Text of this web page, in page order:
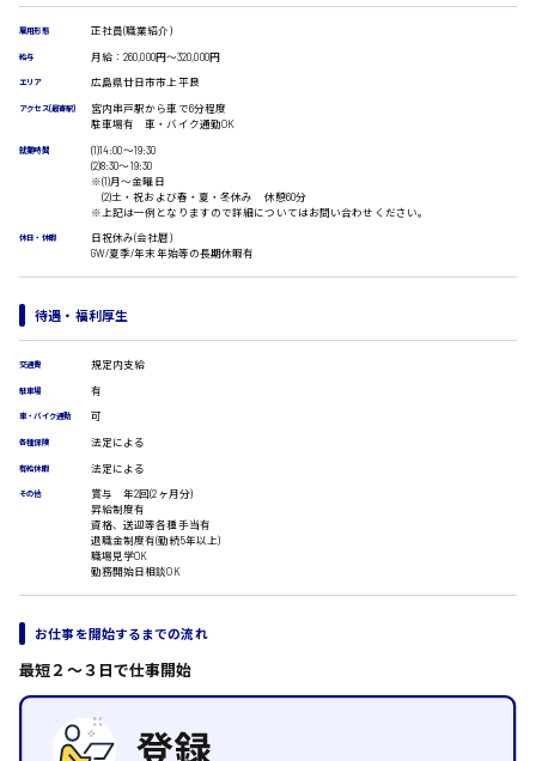
データ入力
コールセンターオペレーター
一般事務
経理事務
営業事務
受付事務
医療事務
DTPオペレーター
カスタマーエンジニア
洗い場
ルート営業
その他の専門職
施設管理・整備
清掃
広島市佐伯区
広島市安佐南区
東広島市
時給1400円～
時給1500円以上
時給制すべて
日給8000円～
雇用形態 正社員(職業紹介)
給与 月給：260,000円～320,000円
エリア 広島県廿日市市上平良
アクセス(最寄駅)
宮内串戸駅から車で6分程度
駐車場有 車・バイク通勤OK
就業時間
(1)14:00〜19:30
(2)8:30〜19:30
※(1)月〜金曜日
(2)土・祝および春・夏・冬休み 休憩60分
※上記は一例となりますので詳細についてはお問い合わせください。
休日・休暇
日祝休み(会社暦)
GW/夏季/年末年始等の長期休暇有
待遇・福利厚生
交通費 規定内支給
駐車場 有
車・バイク通勤 可
各種保険 法定による
有給休暇 法定による
その他
賞与 年2回(2ヶ月分)
昇給制度有
資格、送迎等各種手当有
退職金制度有(勤続5年以上)
職場見学OK
勤務開始日相談OK
お仕事を開始するまでの流れ
最短２〜３日で仕事開始